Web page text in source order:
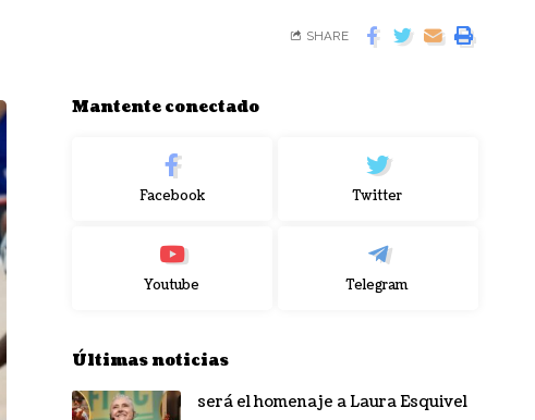
SHARE
Mantente conectado
Facebook Twitter
Youtube Telegram
Últimas noticias
será el homenaje a Laura Esquivel